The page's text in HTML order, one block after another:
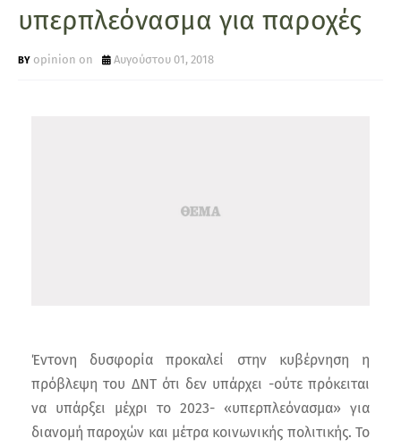
υπερπλεόνασμα για παροχές
opinion on Αυγούστου 01, 2018
Έντονη δυσφορία προκαλεί στην κυβέρνηση η
πρόβλεψη του ΔΝΤ ότι δεν υπάρχει -ούτε πρόκειται
να υπάρξει μέχρι το 2023- «υπερπλεόνασμα» για
διανομή παροχών και μέτρα κοινωνικής πολιτικής. Το